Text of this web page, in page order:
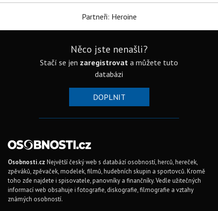
Partneři: Heroine
Něco jste nenašli?
Stačí se jen zaregistrovat a můžete tuto
databázi
DOPLNIT
Osobnosti.cz Největší český web s databází osobností, herců, hereček,
zpěváků, zpěvaček, modelek, filmů, hudebních skupin a sportovců. Kromě
toho zde najdete i spisovatele, panovníky a finančníky. Vedle užitečných
informací web obsahuje i fotografie, diskografie, filmografie a vztahy
známých osobností.